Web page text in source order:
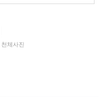
천체사진